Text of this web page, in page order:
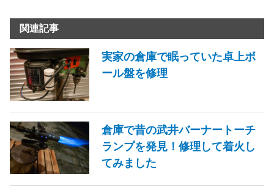
関連記事
実家の倉庫で眠っていた卓上ボ
ール盤を修理
倉庫で昔の武井バーナートーチ
ランプを発見！修理して着火し
てみました